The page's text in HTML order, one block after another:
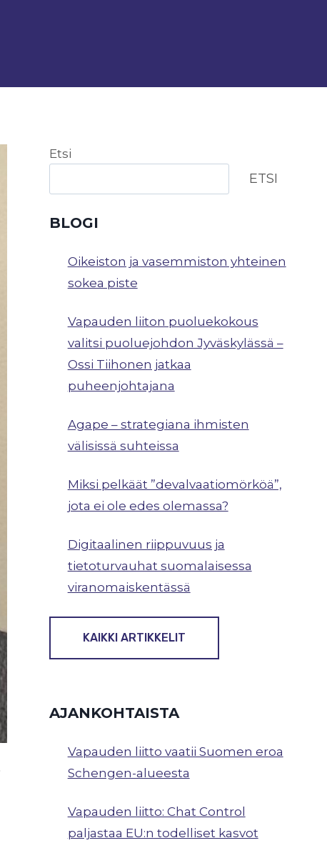
Etsi
ETSI
BLOGI
Oikeiston ja vasemmiston yhteinen
sokea piste
Vapauden liiton puoluekokous
valitsi puoluejohdon Jyväskylässä –
Ossi Tiihonen jatkaa
puheenjohtajana
Agape – strategiana ihmisten
välisissä suhteissa
Miksi pelkäät ”devalvaatiomörköä”,
jota ei ole edes olemassa?
Digitaalinen riippuvuus ja
tietoturvauhat suomalaisessa
viranomaiskentässä
KAIKKI ARTIKKELIT
AJANKOHTAISTA
Vapauden liitto vaatii Suomen eroa
Schengen-alueesta
Vapauden liitto: Chat Control
paljastaa EU:n todelliset kasvot